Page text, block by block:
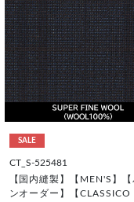
SALE
CT_S-525481
【国内縫製】【MEN'S】【
ンオーダー】【CLASSICO